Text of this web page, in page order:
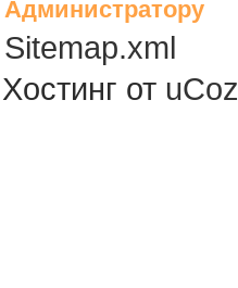
Администратору
Sitemap.xml
Хостинг от uCoz